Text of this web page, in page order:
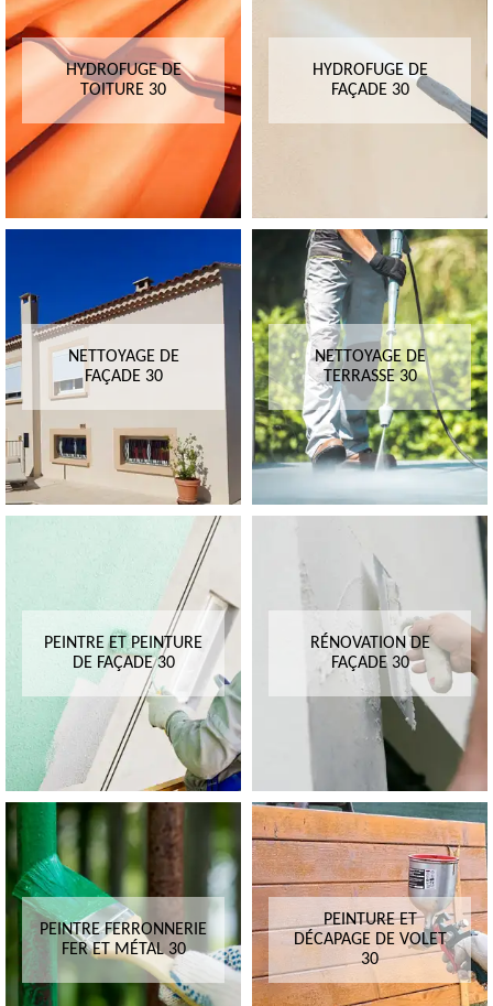
HYDROFUGE DE
TOITURE 30
HYDROFUGE DE
FAÇADE 30
NETTOYAGE DE
FAÇADE 30
NETTOYAGE DE
TERRASSE 30
PEINTRE ET PEINTURE
DE FAÇADE 30
RÉNOVATION DE
FAÇADE 30
PEINTRE FERRONNERIE
FER ET MÉTAL 30
PEINTURE ET
DÉCAPAGE DE VOLET
30